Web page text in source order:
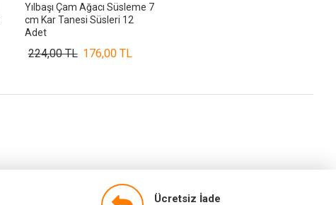
Yılbaşı Çam Ağacı Süsleme 7
cm Kar Tanesi Süsleri 12
Adet
176,00 TL
224,00 TL
Ücretsiz İade